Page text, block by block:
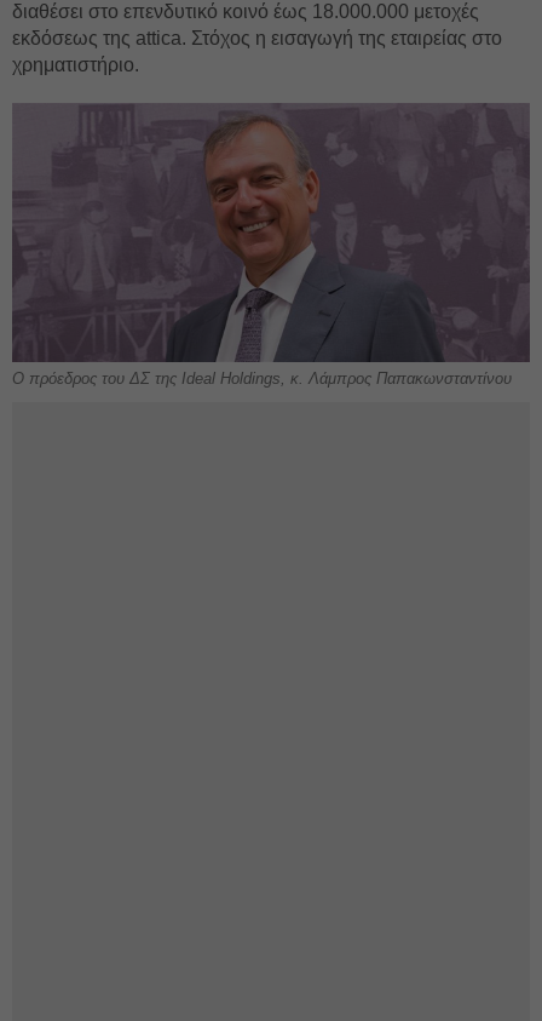
διαθέσει στο επενδυτικό κοινό έως 18.000.000 μετοχές
εκδόσεως της attica. Στόχος η εισαγωγή της εταιρείας στο
χρηματιστήριο.
Ο πρόεδρος του ΔΣ της Ideal Holdings, κ. Λάμπρος Παπακωνσταντίνου